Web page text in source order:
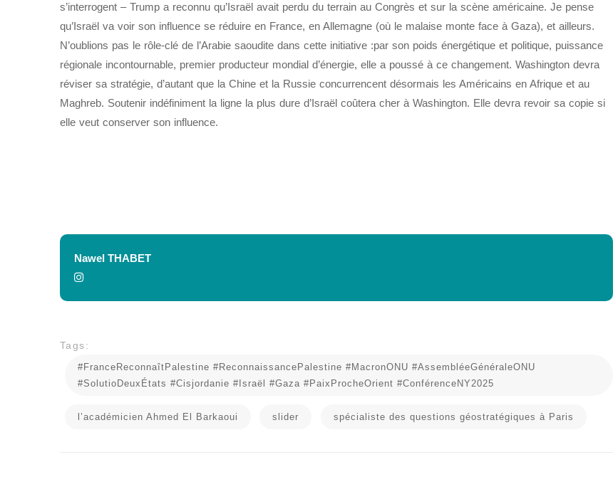
s’interrogent – Trump a reconnu qu’Israël avait perdu du terrain au Congrès et sur la scène américaine. Je pense
qu’Israël va voir son influence se réduire en France, en Allemagne (où le malaise monte face à Gaza), et ailleurs.
N’oublions pas le rôle-clé de l’Arabie saoudite dans cette initiative :par son poids énergétique et politique, puissance
régionale incontournable, premier producteur mondial d’énergie, elle a poussé à ce changement. Washington devra
réviser sa stratégie, d’autant que la Chine et la Russie concurrencent désormais les Américains en Afrique et au
Maghreb. Soutenir indéfiniment la ligne la plus dure d’Israël coûtera cher à Washington. Elle devra revoir sa copie si
elle veut conserver son influence.
Nawel THABET
Tags:
#FranceReconnaîtPalestine #ReconnaissancePalestine #MacronONU #AssembléeGénéraleONU
#SolutioDeuxÉtats #Cisjordanie #Israël #Gaza #PaixProcheOrient #ConférenceNY2025
l’académicien Ahmed El Barkaoui slider spécialiste des questions géostratégiques à Paris